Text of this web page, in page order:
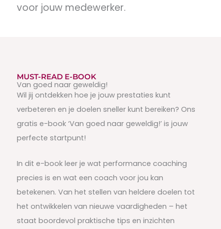
voor jouw medewerker.
MUST-READ E-BOOK
Van goed naar geweldig!
Wil jij ontdekken hoe je jouw prestaties kunt
verbeteren en je doelen sneller kunt bereiken? Ons
gratis e-book ‘Van goed naar geweldig!’ is jouw
perfecte startpunt!
In dit e-book leer je wat performance coaching
precies is en wat een coach voor jou kan
betekenen. Van het stellen van heldere doelen tot
het ontwikkelen van nieuwe vaardigheden – het
staat boordevol praktische tips en inzichten